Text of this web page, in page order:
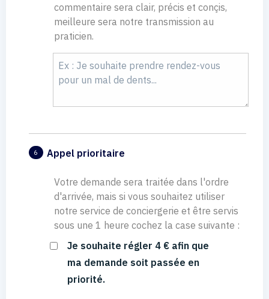
commentaire sera clair, précis et conçis,
meilleure sera notre transmission au
praticien.
6 Appel prioritaire
Votre demande sera traitée dans l'ordre
d'arrivée, mais si vous souhaitez utiliser
notre service de conciergerie et être servis
sous une 1 heure cochez la case suivante :
Je souhaite régler 4 € afin que
ma demande soit passée en
priorité.